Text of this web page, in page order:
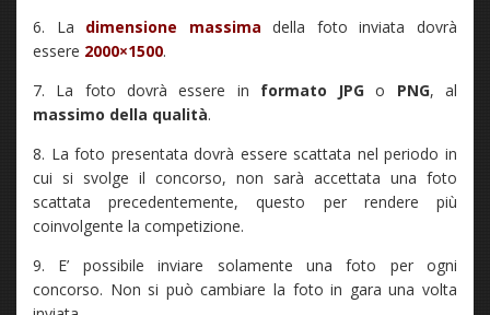
6. La dimensione massima della foto inviata dovrà
essere 2000×1500.
7. La foto dovrà essere in formato JPG o PNG, al
massimo della qualità.
8. La foto presentata dovrà essere scattata nel periodo in
cui si svolge il concorso, non sarà accettata una foto
scattata precedentemente, questo per rendere più
coinvolgente la competizione.
9. E’ possibile inviare solamente una foto per ogni
concorso. Non si può cambiare la foto in gara una volta